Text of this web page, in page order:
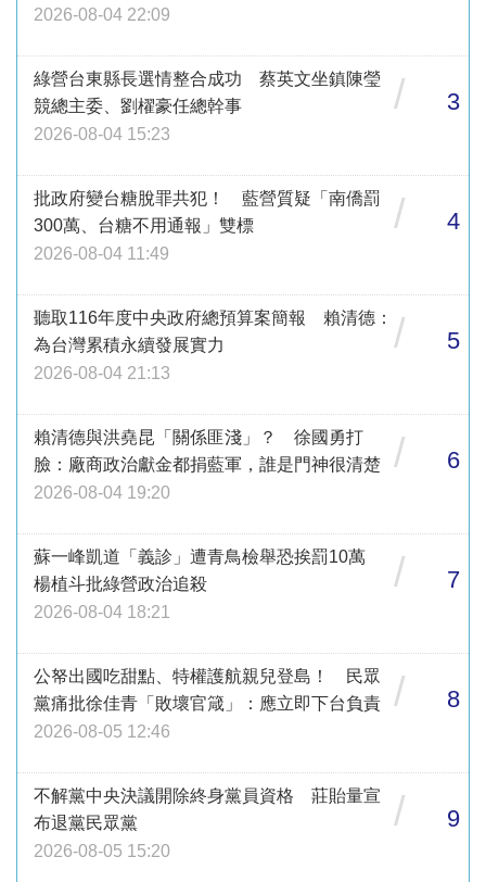
2026-08-04 22:09
綠營台東縣長選情整合成功 蔡英文坐鎮陳瑩
競總主委、劉櫂豪任總幹事
2026-08-04 15:23
/ 3
批政府變台糖脫罪共犯！ 藍營質疑「南僑罰
300萬、台糖不用通報」雙標
2026-08-04 11:49
/ 4
聽取116年度中央政府總預算案簡報 賴清德：
為台灣累積永續發展實力
2026-08-04 21:13
/ 5
賴清德與洪堯昆「關係匪淺」？ 徐國勇打
臉：廠商政治獻金都捐藍軍，誰是門神很清楚
2026-08-04 19:20
/ 6
蘇一峰凱道「義診」遭青鳥檢舉恐挨罰10萬
楊植斗批綠營政治追殺
2026-08-04 18:21
/ 7
公帑出國吃甜點、特權護航親兒登島！ 民眾
黨痛批徐佳青「敗壞官箴」：應立即下台負責
2026-08-05 12:46
/ 8
不解黨中央決議開除終身黨員資格 莊貽量宣
布退黨民眾黨
2026-08-05 15:20
/ 9